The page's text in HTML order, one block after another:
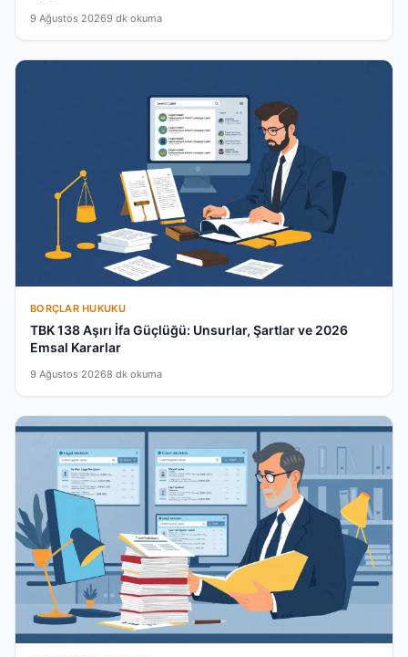
9 Ağustos 20269 dk okuma
BORÇLAR HUKUKU
TBK 138 Aşırı İfa Güçlüğü: Unsurlar, Şartlar ve 2026
Emsal Kararlar
9 Ağustos 20268 dk okuma